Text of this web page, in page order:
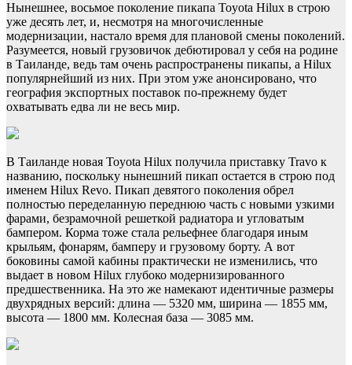
Нынешнее, восьмое поколение пикапа Toyota Hilux в строю
уже десять лет, и, несмотря на многочисленные
модернизации, настало время для плановой смены поколений.
Разумеется, новый грузовичок дебютировал у себя на родине
в Таиланде, ведь там очень распространены пикапы, а Hilux
популярнейший из них. При этом уже анонсировано, что
география экспортных поставок по-прежнему будет
охватывать едва ли не весь мир.
В Таиланде новая Toyota Hilux получила приставку Travo к
названию, поскольку нынешний пикап остается в строю под
именем Hilux Revo. Пикап девятого поколения обрел
полностью переделанную переднюю часть с новыми узкими
фарами, безрамочной решеткой радиатора и угловатым
бампером. Корма тоже стала рельефнее благодаря иным
крыльям, фонарям, бамперу и грузовому борту. А вот
боковины самой кабины практически не изменились, что
выдает в новом Hilux глубоко модернизированного
предшественника. На это же намекают идентичные размеры
двухрядных версий: длина — 5320 мм, ширина — 1855 мм,
высота — 1800 мм. Колесная база — 3085 мм.